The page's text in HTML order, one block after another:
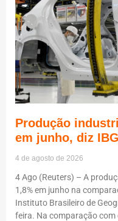
Produção
em junho, diz
4 de agosto de 2026
4 Ago (Reuters) – A
1,8% em junho na
Instituto Brasileiro de
feira. Na comparação com